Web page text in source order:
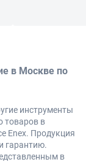
в Москве по
инструменты
товаров в
Enex. Продукция
гарантию.
в